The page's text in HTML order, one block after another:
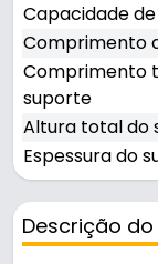
Capacidade
Comprimento
Comprimento
suporte
Altura total do
Espessura do
Descrição